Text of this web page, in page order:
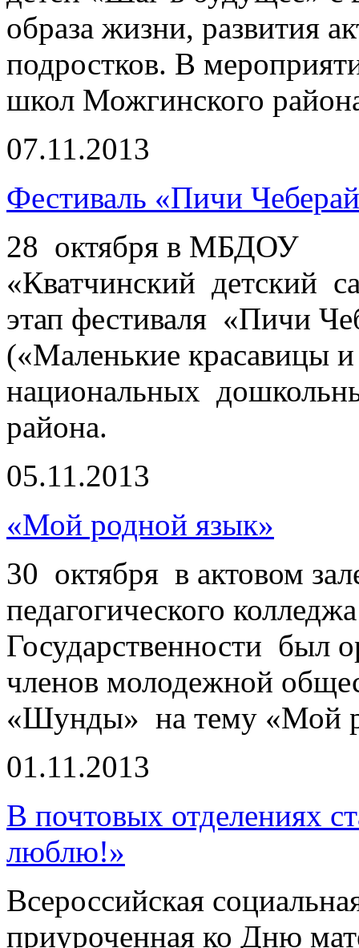
образа жизни, развития
подростков. В
школ Можгинского
07.11.2013
Фестиваль «Пичи
28 октября в МБДОУ
«Кватчинский детский
этап фестиваля «Пичи
(«Маленькие красавицы
национальных
района.
05.11.2013
«Мой родной язык»
30 октября в актовом
педагогического
Государственности был
членов молодежной
«Шунды» на тему «Мой
01.11.2013
В почтовых отделениях
люблю!»
Всероссийская
приуроченная ко Дню